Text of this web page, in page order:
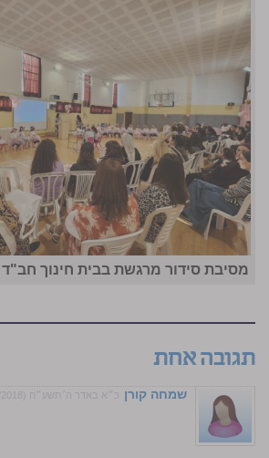
מסיבת סידור מרגשת בבית חינוך חב"ד
תגובה אחת
שמחה קורן כ״א באדר ה׳תשע״ח (08/03/2018) בשעה 11:50